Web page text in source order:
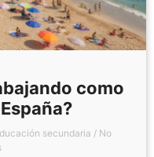
como
secundaria / No